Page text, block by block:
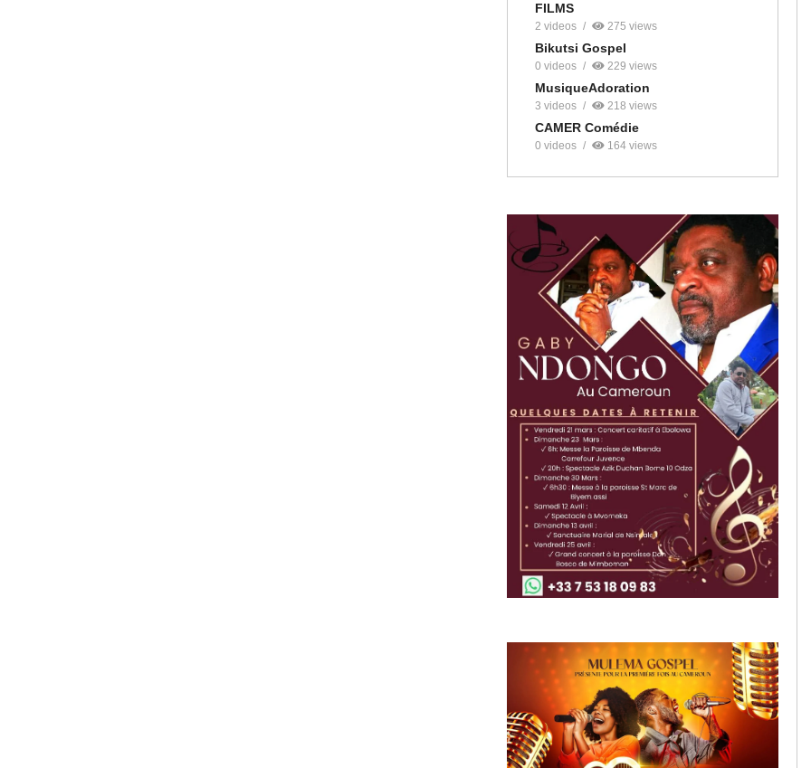
FILMS
2 videos 275 views
Bikutsi Gospel
0 videos 229 views
MusiqueAdoration
3 videos 218 views
CAMER Comédie
0 videos 164 views